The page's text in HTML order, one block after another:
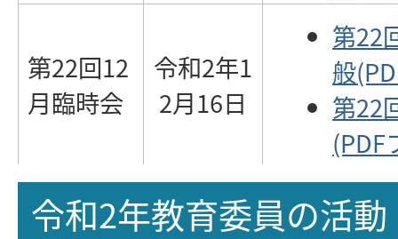
第22回12
月臨時会
令和2年1
2月16日
第22
般
第22
(PDF
令和2年教育委員の活動